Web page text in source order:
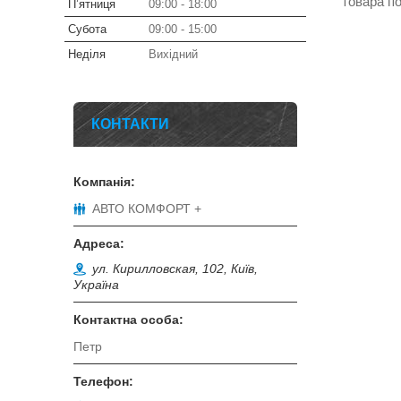
Пʼятниця
09:00
18:00
Субота
09:00
15:00
Неділя
Вихідний
КОНТАКТИ
АВТО КОМФОРТ +
ул. Кирилловская, 102, Київ,
Україна
Петр